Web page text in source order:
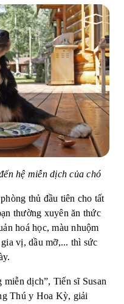
hệ miễn dịch của chó
thủ đầu tiên cho tất
thường xuyên ăn thức
hoá học, màu nhuộm
vị, dầu mỡ,... thì sức
dịch”, Tiến sĩ Susan
Thú y Hoa Kỳ, giải